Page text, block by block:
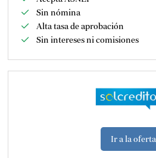
Sin nómina
Alta tasa de aprobación
Sin intereses ni comisiones
Ir a la oferta